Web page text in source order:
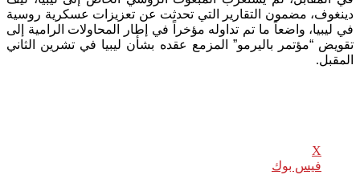
دينغوف، مضمون التقارير التي تحدثت عن تعزيزات عسكرية روسية
في ليبيا، واضعاً ما تم تداوله مؤخراً في إطار المحاولات الرامية إلى
تقويض “مؤتمر باليرمو” المزمع عقده بشأن ليبيا في تشرين الثاني
المقبل.
X
فيس بوك